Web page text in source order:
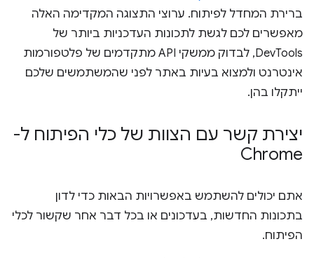
ברירת המחדל לפיתוח. ערוצי התצוגה המקדימה האלה
מאפשרים לכם לגשת לתכונות העדכניות ביותר של
DevTools, לבדוק ממשקי API מתקדמים של פלטפורמות
אינטרנט ולמצוא בעיות באתר לפני שהמשתמשים שלכם
ייתקלו בהן.
יצירת קשר עם הצוות של כלי הפיתוח ל-
Chrome
אתם יכולים להשתמש באפשרויות הבאות כדי לדון
בתכונות החדשות, בעדכונים או בכל דבר אחר שקשור לכלי
הפיתוח.